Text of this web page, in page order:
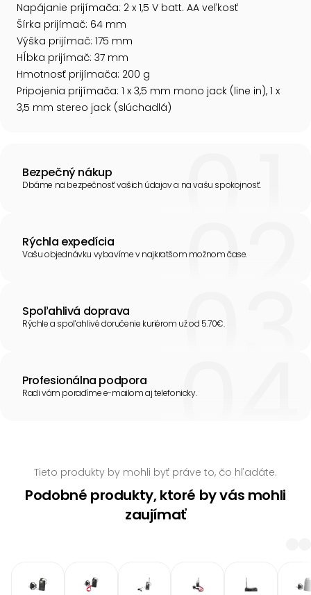
Napájanie prijímača: 2 x 1,5 V batt. AA veľkosť
Šírka prijímač: 64 mm
Výška prijímač: 175 mm
Hĺbka prijímač: 37 mm
Hmotnosť prijímača: 200 g
Pripojenia prijímača: 1 x 3,5 mm mono jack (line in), 1 x
3,5 mm stereo jack (slúchadlá)
Bezpečný nákup
Dbáme na bezpečnosť vašich údajov a na vašu spokojnosť.
Rýchla expedícia
Vašu objednávku vybavíme v najkratšom možnom čase.
Spoľahlivá doprava
Rýchle a spoľahlivé doručenie kuriérom už od 5.70€.
Profesionálna podpora
Radi vám poradíme e-mailom aj telefonicky.
Tieto produkty by mohli byť práve to, čo hľadáte.
Podobné produkty, ktoré by vás mohli
zaujímať